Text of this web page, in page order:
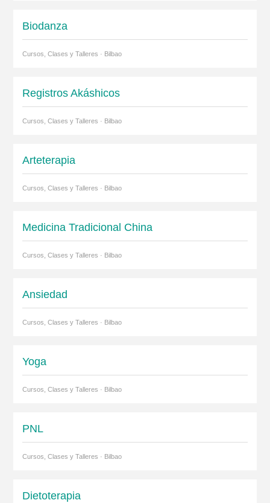
Biodanza
Cursos, Clases y Talleres · Bilbao
Registros Akáshicos
Cursos, Clases y Talleres · Bilbao
Arteterapia
Cursos, Clases y Talleres · Bilbao
Medicina Tradicional China
Cursos, Clases y Talleres · Bilbao
Ansiedad
Cursos, Clases y Talleres · Bilbao
Yoga
Cursos, Clases y Talleres · Bilbao
PNL
Cursos, Clases y Talleres · Bilbao
Dietoterapia